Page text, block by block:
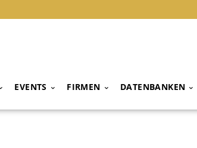
EVENTS FIRMEN DATENBANKEN